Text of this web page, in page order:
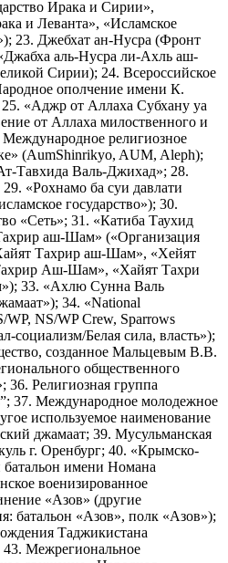
Ирака и Сирии»,
и Леванта», «Исламское
23. Джебхат ан-Нусра (Фронт
аль-Нусра ли-Ахль аш-
Сирии); 24. Всероссийское
ополчение имени К.
«Аджр от Аллаха Субхану уа
от Аллаха милоственного и
религиозное
(AumShinrikyo, AUM, Aleph);
Тавхида Валь-Джихад»; 28.
«Рохнамо ба суи давлати
государство»); 30.
«Сеть»; 31. «Катиба Таухид
аш-Шам» («Организация
Тахрир аш-Шам», «Хейят
Аш-Шам», «Хайят Тахри
33. «Ахлю Сунна Валь
34. «National
WP, NS/WP Crew, Sparrows
социализм/Белая сила, власть»);
созданное Мальцевым В.В.
общественного
36. Религиозная группа
37. Международное молодежное
используемое наименование
джамаат; 39. Мусульманская
г. Оренбург; 40. «Крымско-
батальон имени Номана
военизированное
«Азов» (другие
батальон «Азов», полк «Азов»);
Таджикистана
Межрегиональное